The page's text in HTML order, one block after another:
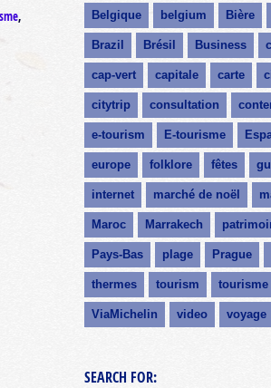
,
Belgique belgium Bière
Brazil Brésil Business
cap-vert capitale carte
citytrip consultation
e-tourism E-tourisme
europe folklore fêtes
internet marché de noël
Maroc Marrakech
Pays-Bas plage Prague
thermes tourism tourisme
ViaMichelin video voyage
SEARCH FOR: